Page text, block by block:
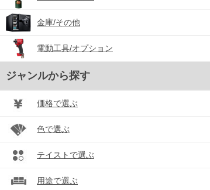
金庫/その他
電動工具/オプション
ジャンルから探す
価格で選ぶ
色で選ぶ
テイストで選ぶ
用途で選ぶ